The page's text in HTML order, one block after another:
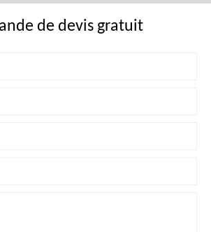
de devis gratuit